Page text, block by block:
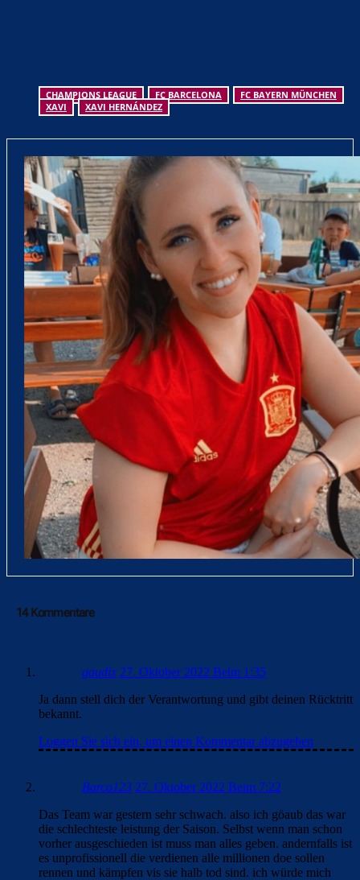
CHAMPIONS LEAGUE FC BARCELONA
FC BAYERN MÜNCHEN
XAVI
XAVI HERNÁNDEZ
14 Kommentare
gaudix 27. Oktober 2022 Beim 1:35
Ja dann stell dich der Verantwortung und gibt deinen Rücktritt
bekannt.
Loggen Sie sich ein, um einen Kommentar abzugeben
Barca123 27. Oktober 2022 Beim 7:22
Das Team war gestern sehr schwach. also ich göaub das war
die schlechteste leistung der Saison. Selbst wenn man schon
vorher ausgeschieden ist muss man alles geben. andernfalls ist
es unprofissionell die verdienen alle millionen doe sollen
rennen und kämpfen vis sie halb tod sind. ich würde mich